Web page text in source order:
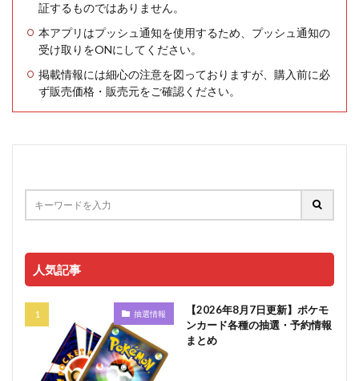
証するものではありません。
本アプリはプッシュ通知を使用するため、プッシュ通知の
受け取りをONにしてください。
掲載情報には細心の注意を図っておりますが、購入前に必
ず販売価格・販売元をご確認ください。
人気記事
抽選情報
【2026年8月7日更新】ポケモ
ンカード各種の抽選・予約情報
まとめ